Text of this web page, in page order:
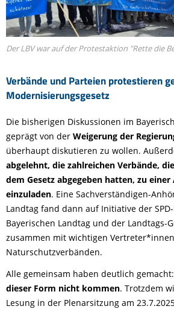
Verbände und Parteien protestieren
Modernisierungsgesetz
Der LBV war auf der Protestaktion "Rette die
Die bisherigen Diskussionen im
geprägt von der Weigerung der
überhaupt diskutieren zu wollen.
abgelehnt, die zahlreichen Verbände,
dem Gesetz abgegeben hatten, zu
einzuladen. Eine Sachverständigen-
Landtag fand dann auf Initiative der
Bayerischen Landtag und der Landtags-
zusammen mit wichtigen
Naturschutzverbänden.
Alle gemeinsam haben deutlich gemacht:
dieser Form nicht kommen. Trotzdem
Lesung in der Plenarsitzung am